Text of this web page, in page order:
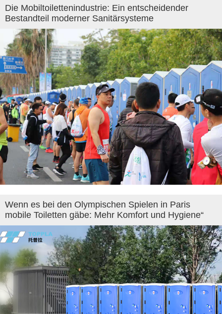
Die Mobiltoilettenindustrie: Ein entscheidender
Bestandteil moderner Sanitärsysteme
Wenn es bei den Olympischen Spielen in Paris
mobile Toiletten gäbe: Mehr Komfort und Hygiene“